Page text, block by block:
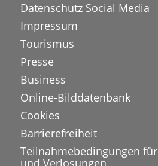
Datenschutz Social Media
Impressum
Tourismus
Presse
Business
Online-Bilddatenbank
Cookies
Barrierefreiheit
Teilnahmebedingungen
und Verlosungen